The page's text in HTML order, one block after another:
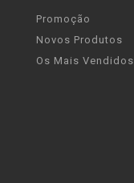
Promoção
Novos Produtos
Os Mais Vendidos